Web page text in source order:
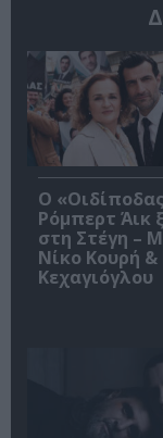
O
Ρόμπερτ Άικ
στη Στέγη –
Νίκο Κουρή
Κεχαγιόγλου